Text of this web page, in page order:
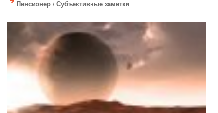
Пенсионер / Субъективные заметки